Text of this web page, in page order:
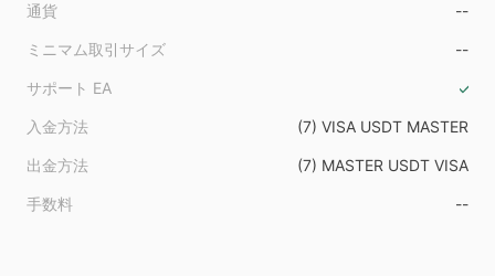
通貨 --
ミニマム取引サイズ --
サポート EA
入金方法 (7) VISA USDT MASTER
出金方法 (7) MASTER USDT VISA
手数料 --